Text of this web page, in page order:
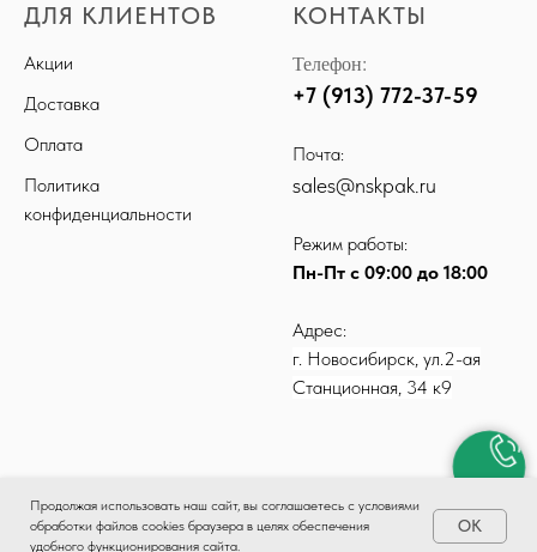
КАТАЛОГ ДОСТАВКА КОНТАКТЫ
ДЛЯ КЛИЕНТОВ
Акции
Доставка
Оплата
Политика
конфиденциальности
КОНТАКТЫ
Телефон:
+7 (913) 772-37-59
Почта:
sales@nskpak.ru
Режим работы:
Пн-Пт с 09:00 до 18:00
Адрес:
г. Новосибирск, ул.2-ая
Станционная, 34 к9
Продолжая использовать наш сайт, вы соглашаетесь с условиями
обработки файлов cookies браузера в целях обеспечения
удобного функционирования сайта.
ОК